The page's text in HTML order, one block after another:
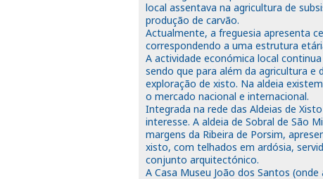
local assentava na agricultura de
produção de carvão.
Actualmente, a freguesia apresenta
correspondendo a uma estrutura
A actividade económica local
sendo que para além da agricultura e
exploração de xisto. Na aldeia
o mercado nacional e internacional.
Integrada na rede das Aldeias de
interesse. A aldeia de Sobral de São
margens da Ribeira de Porsim,
xisto, com telhados em ardósia,
conjunto arquitectónico.
A Casa Museu João dos Santos